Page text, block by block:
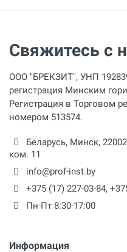
Свяжитесь с
ООО "БРЕКЗИТ", УНП
регистрация Минским
Регистрация в Торговом
номером 513574.
Беларусь, Минск,
ком. 11
info@prof-inst.by
+375 (17) 227-03-84,
Пн-Пт 8:30-17:00
Информация